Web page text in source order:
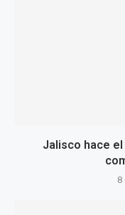
Jalisco hace
8